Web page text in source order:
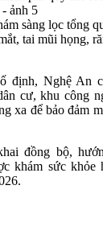
sàng lọc tổng
tai mũi họng,
định, Nghệ An
cư, khu công
xa để bảo đảm
đồng bộ,
khám sức khỏe